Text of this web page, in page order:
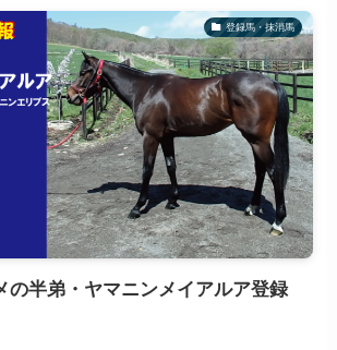
登録馬・抹消馬
の半弟・ヤマニンメイアルア登録